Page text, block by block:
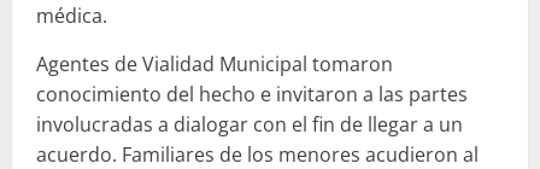
médica.
Agentes de Vialidad Municipal tomaron
conocimiento del hecho e invitaron a las partes
involucradas a dialogar con el fin de llegar a un
acuerdo. Familiares de los menores acudieron al